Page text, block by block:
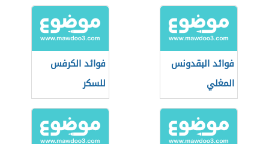
فوائد البقدونس
المغلي
فوائد الكرفس
للسكر